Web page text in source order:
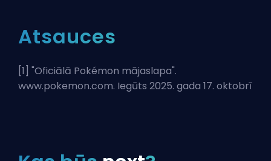
Atsauces
[1] "Oficiālā Pokémon mājaslapa".
www.pokemon.com. Iegūts 2025. gada 17. oktobrī